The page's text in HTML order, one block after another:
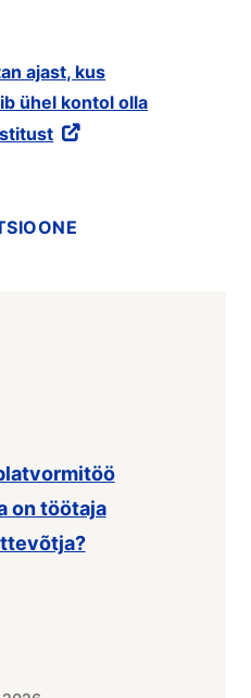
ajast, kus
ühel kontol olla
on töötaja